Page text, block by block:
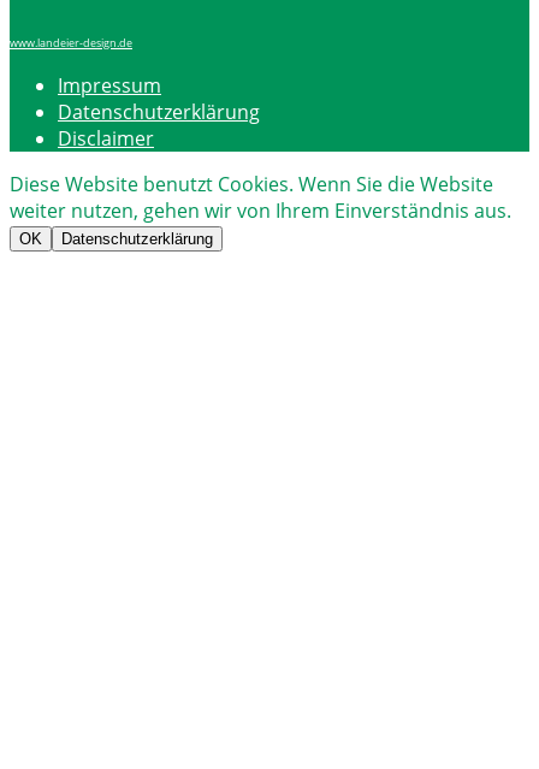
www.landeier-design.de
Impressum
Datenschutzerklärung
Disclaimer
Diese Website benutzt Cookies. Wenn Sie die Website
weiter nutzen, gehen wir von Ihrem Einverständnis aus.
OK Datenschutzerklärung